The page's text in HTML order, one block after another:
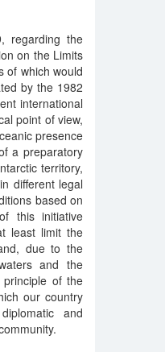
regarding the
on the Limits
of which would
by the 1982
international
point of view,
presence
a preparatory
territory,
different legal
based on
this initiative
least limit the
due to the
and the
of the
our country
and